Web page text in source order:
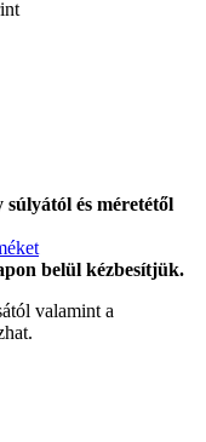
súlyától és méretétől
belül kézbesítjük.
valamint a